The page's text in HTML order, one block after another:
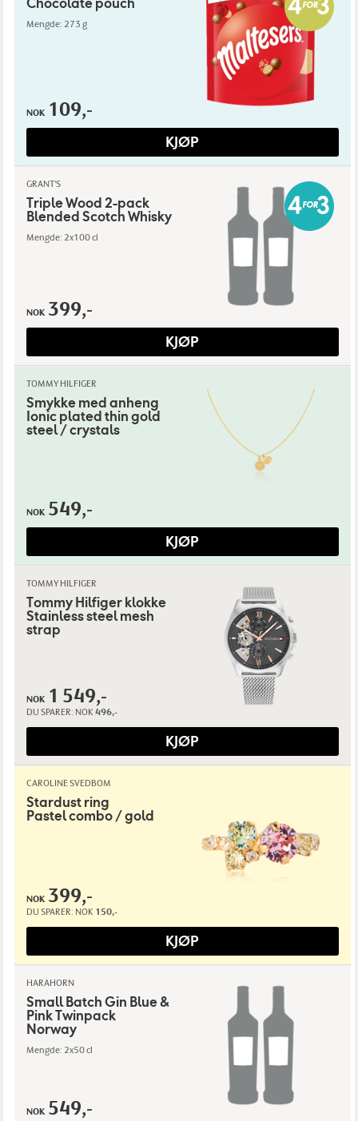
Chocolate pouch
Mengde: 273 g
NOK 109,-
KJØP
GRANT'S
Triple Wood 2-pack
Blended Scotch Whisky
Mengde: 2x100 cl
NOK 399,-
KJØP
TOMMY HILFIGER
Smykke med anheng
Ionic plated thin gold
steel / crystals
NOK 549,-
KJØP
TOMMY HILFIGER
Tommy Hilfiger klokke
Stainless steel mesh
strap
NOK 1 549,-
DU SPARER: NOK 496,-
KJØP
CAROLINE SVEDBOM
Stardust ring
Pastel combo / gold
NOK 399,-
DU SPARER: NOK 150,-
KJØP
HARAHORN
Small Batch Gin Blue &
Pink Twinpack
Norway
Mengde: 2x50 cl
NOK 549,-